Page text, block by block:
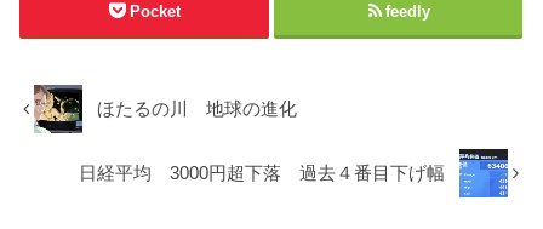
Pocket feedly
ほたるの川 地球の進化
日経平均 3000円超下落 過去４番目下げ幅